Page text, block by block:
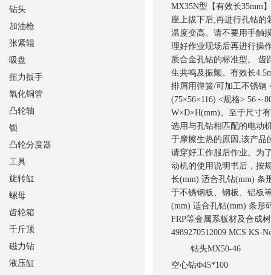
MX35N型【有效长35mm
座上拔下后,再进行孔钻的
温度变高、请不要用手触
理好作业现场后再进行操
质合金孔钻的标准型。 齿
生共鸣及振颤。有效长
排屑用弹簧/可加工不锈钢
(75×56×116) <规格> 56～
W×D×H(mm)。至于尺寸
选用与孔钻相匹配的电动
于摩擦生热的原因,该产品
请穿好工作服后作业。为
动机的使用说明书后，按
长(mm) 适合孔钻(mm) 条
于不锈钢板、钢板、铝板
(mm) 适合孔钻(mm) 条形
FRP等金属系板材及合成
4989270512009 MCS KS-
钻头MX50-46
空心钻Φ45*100
钻头
加油枪
张紧辊
吸盘
扭力扳手
氧化铜管
凸轮轴
锁
凸轮分度器
工具
旋转缸
螺母
齿轮箱
千斤顶
磁力钻
液压缸